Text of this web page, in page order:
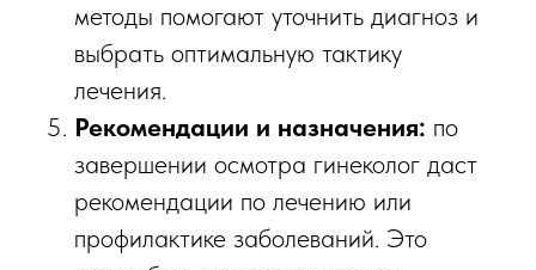
методы помогают уточнить диагноз и
выбрать оптимальную тактику
лечения.
Рекомендации и назначения: по
завершении осмотра гинеколог даст
рекомендации по лечению или
профилактике заболеваний. Это